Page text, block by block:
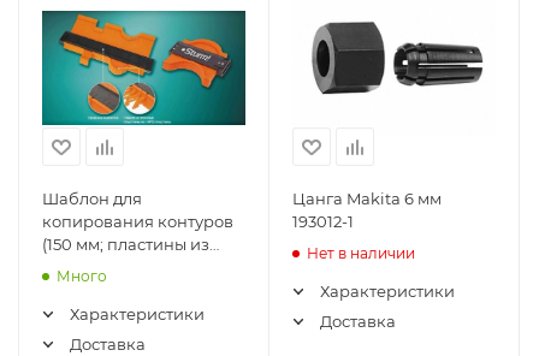
Шаблон для
копирования контуров
(150 мм; пластины из
HIPS пластика) STURM
Много
Характеристики
Доставка
Цанга Makita 6 мм
193012-1
Нет в наличии
Характеристики
Доставка